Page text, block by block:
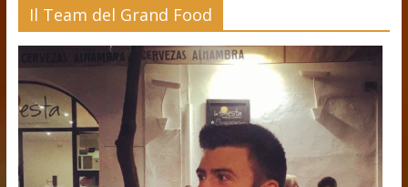
Il Team del Grand Food